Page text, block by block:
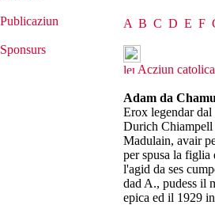
Publicaziun
Sponsurs
A B C D E F
Acziun catolica
Adam da
Erox legendar
Durich Chiampell
Madulain, avair
per spusa la figlia
l'agid da ses
dad A., pudess il
epica ed il 1929